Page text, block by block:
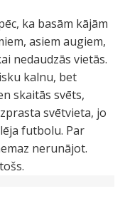
ka basām kājām
asiem augiem,
nedaudzās vietās.
kalnu, bet
skaitās svēts,
svētvieta, jo
futbolu. Par
nerunājot.